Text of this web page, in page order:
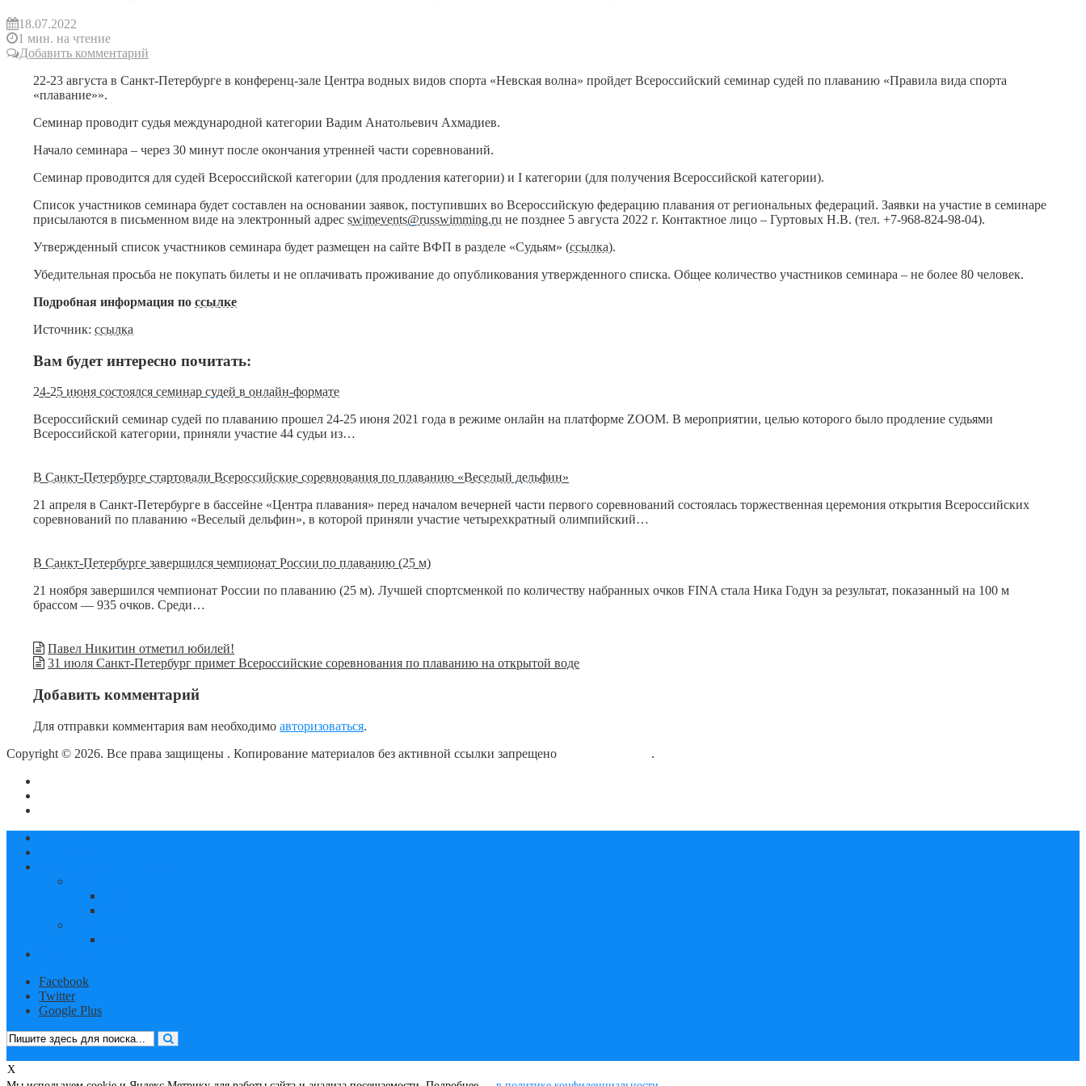
18.07.2022
1 мин. на чтение
Добавить комментарий
22-23 августа в Санкт-Петербурге в конференц-зале Центра водных видов спорта «Невская волна» пройдет Всероссийский семинар судей по плаванию «Правила вида спорта
«плавание»».
Семинар проводит судья международной категории Вадим Анатольевич Ахмадиев.
Начало семинара – через 30 минут после окончания утренней части соревнований.
Семинар проводится для судей Всероссийской категории (для продления категории) и I категории (для получения Всероссийской категории).
Список участников семинара будет составлен на основании заявок, поступивших во Всероссийскую федерацию плавания от региональных федераций. Заявки на участие в семинаре
присылаются в письменном виде на электронный адресswimevents@russwimming.ru не позднее 5 августа 2022 г. Контактное лицо – Гуртовых Н.В. (тел. +7-968-824-98-04).
Утвержденный список участников семинара будет размещен на сайте ВФП в разделе «Судьям» (ссылка).
Убедительная просьба не покупать билеты и не оплачивать проживание до опубликования утвержденного списка. Общее количество участников семинара – не более 80 человек.
Подробная информация поссылке
Источник:ссылка
Вам будет интересно почитать:
24-25 июня состоялся семинар судей в онлайн-формате
Всероссийский семинар судей по плаванию прошел 24-25 июня 2021 года в режиме онлайн на платформе ZOOM. В мероприятии, целью которого было продление судьями
Всероссийской категории, приняли участие 44 судьи из…
В Санкт-Петербурге стартовали Всероссийские соревнования по плаванию «Веселый дельфин»
21 апреля в Санкт-Петербурге в бассейне «Центра плавания» перед началом вечерней части первого соревнований состоялась торжественная церемония открытия Всероссийских
соревнований по плаванию «Веселый дельфин», в которой приняли участие четырехкратный олимпийский…
В Санкт-Петербурге завершился чемпионат России по плаванию (25 м)
21 ноября завершился чемпионат России по плаванию (25 м). Лучшей спортсменкой по количеству набранных очков FINA стала Ника Годун за результат, показанный на 100 м
брассом — 935 очков. Среди…
Павел Никитин отметил юбилей!
31 июля Санкт-Петербург примет Всероссийские соревнования по плаванию на открытой воде
Добавить комментарий
Для отправки комментария вам необходимоавторизоваться.
Copyright © 2026. Все права защищены . Копирование материалов без активной ссылки запрещено
.
Facebook
Twitter
Google Plus
X